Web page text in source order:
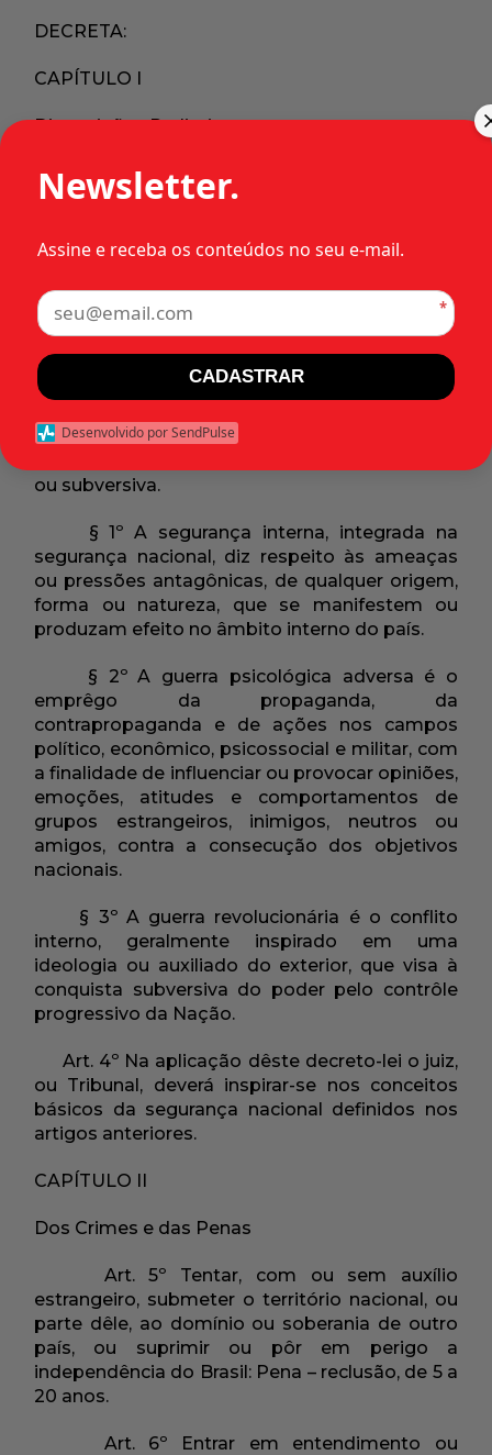
DECRETA:
CAPÍTULO I
Disposições Preliminares
Art. 1º Tôda pessoa natural ou jurídica é
responsável pela segurança nacional, nos
consecução dos objetivos nacionais contra
antagonismos, tanto internos como externos.
Art. 3º A segurança nacional compreende,
essencialmente, medidas destinadas à
inclusive a prevenção e repressão da guerra
ou subversiva.
§ 1º A segurança interna, integrada na
segurança nacional, diz respeito às ameaças
ou pressões antagônicas, de qualquer origem,
forma ou natureza, que se manifestem ou
produzam efeito no âmbito interno do país.
§ 2º A guerra psicológica adversa é o
emprêgo da propaganda, da
contrapropaganda e de ações nos campos
político, econômico, psicossocial e militar, com
a finalidade de influenciar ou provocar opiniões,
emoções, atitudes e comportamentos de
grupos estrangeiros, inimigos, neutros ou
amigos, contra a consecução dos objetivos
nacionais.
§ 3º A guerra revolucionária é o conflito
interno, geralmente inspirado em uma
ideologia ou auxiliado do exterior, que visa à
conquista subversiva do poder pelo contrôle
progressivo da Nação.
Art. 4º Na aplicação dêste decreto-lei o juiz,
ou Tribunal, deverá inspirar-se nos conceitos
básicos da segurança nacional definidos nos
artigos anteriores.
CAPÍTULO II
Dos Crimes e das Penas
Art. 5º Tentar, com ou sem auxílio
estrangeiro, submeter o território nacional, ou
parte dêle, ao domínio ou soberania de outro
país, ou suprimir ou pôr em perigo a
independência do Brasil: Pena – reclusão, de 5 a
20 anos.
Art. 6º Entrar em entendimento ou
Newsletter.
Assine e receba os conteúdos no seu e-mail.
*
CADASTRAR
Desenvolvido por SendPulse